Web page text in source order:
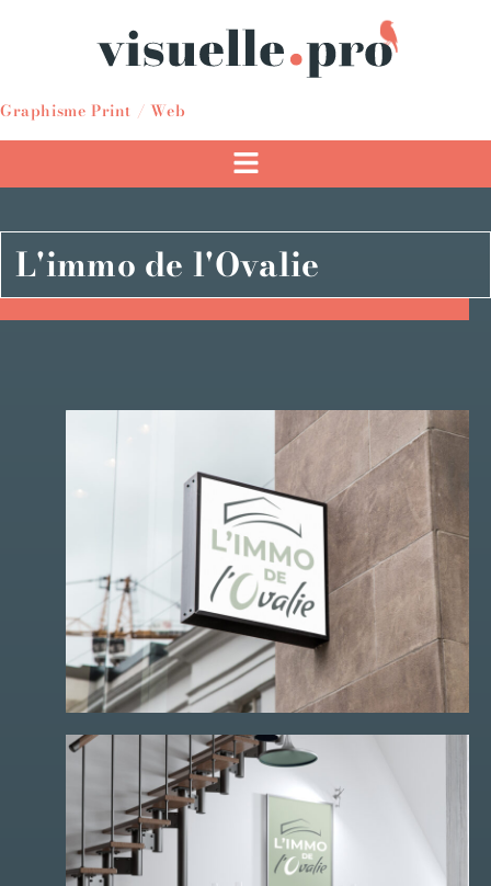
Graphisme Print / Web
L'immo de l'Ovalie